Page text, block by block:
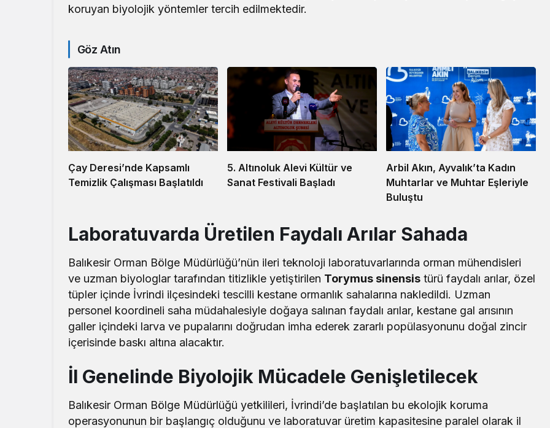
koruyan biyolojik yöntemler tercih edilmektedir.
Göz Atın
Çay Deresi’nde Kapsamlı
Temizlik Çalışması Başlatıldı
5. Altınoluk Alevi Kültür ve
Sanat Festivali Başladı
Arbil Akın, Ayvalık’ta Kadın
Muhtarlar ve Muhtar Eşleriyle
Buluştu
Laboratuvarda Üretilen Faydalı Arılar Sahada
Balıkesir Orman Bölge Müdürlüğü’nün ileri teknoloji laboratuvarlarında orman mühendisleri
ve uzman biyologlar tarafından titizlikle yetiştirilen Torymus sinensis türü faydalı arılar, özel
tüpler içinde İvrindi ilçesindeki tescilli kestane ormanlık sahalarına nakledildi. Uzman
personel koordineli saha müdahalesiyle doğaya salınan faydalı arılar, kestane gal arısının
galler içindeki larva ve pupalarını doğrudan imha ederek zararlı popülasyonunu doğal zincir
içerisinde baskı altına alacaktır.
İl Genelinde Biyolojik Mücadele Genişletilecek
Balıkesir Orman Bölge Müdürlüğü yetkilileri, İvrindi’de başlatılan bu ekolojik koruma
operasyonunun bir başlangıç olduğunu ve laboratuvar üretim kapasitesine paralel olarak il